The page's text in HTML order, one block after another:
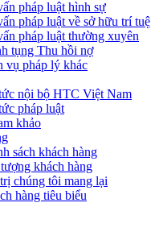
pháp luật hình sự
pháp luật về sở hữu trí tuệ
pháp luật thường xuyên
tụng Thu hồi nợ
vụ pháp lý khác
nội bộ HTC Việt Nam
pháp luật
khảo
sách khách hàng
khách hàng
chúng tôi mang lại
hàng tiêu biểu